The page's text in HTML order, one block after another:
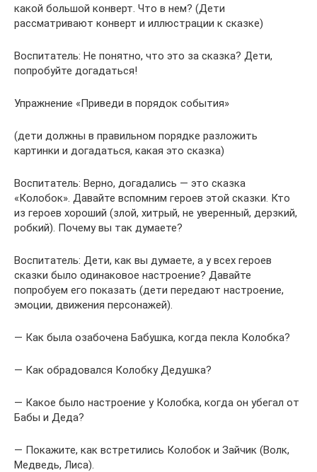
какой большой конверт. Что в нем? (Дети
рассматривают конверт и иллюстрации к сказке)
Воспитатель: Не понятно, что это за сказка? Дети,
попробуйте догадаться!
Упражнение «Приведи в порядок события»
(дети должны в правильном порядке разложить
картинки и догадаться, какая это сказка)
Воспитатель: Верно, догадались — это сказка
«Колобок». Давайте вспомним героев этой сказки. Кто
из героев хороший (злой, хитрый, не уверенный, дерзкий,
робкий). Почему вы так думаете?
Воспитатель: Дети, как вы думаете, а у всех героев
сказки было одинаковое настроение? Давайте
попробуем его показать (дети передают настроение,
эмоции, движения персонажей).
— Как была озабочена Бабушка, когда пекла Колобка?
— Как обрадовался Колобку Дедушка?
— Какое было настроение у Колобка, когда он убегал от
Бабы и Деда?
— Покажите, как встретились Колобок и Зайчик (Волк,
Медведь, Лиса).